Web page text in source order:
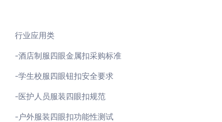
行业应用类
-酒店制服四眼金属扣采购标准
-学生校服四眼钮扣安全要求
-医护人员服装四眼扣规范
-户外服装四眼扣功能性测试